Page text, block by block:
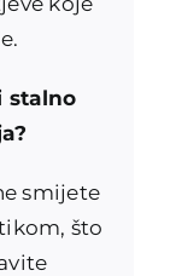
stalno
smijete
što